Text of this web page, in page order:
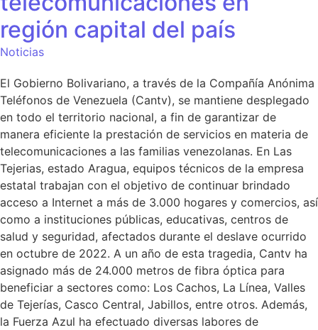
región capital del país
Noticias
El Gobierno Bolivariano, a través de la Compañía Anónima
Teléfonos de Venezuela (Cantv), se mantiene desplegado
en todo el territorio nacional, a fin de garantizar de
manera eficiente la prestación de servicios en materia de
telecomunicaciones a las familias venezolanas. En Las
Tejerias, estado Aragua, equipos técnicos de la empresa
estatal trabajan con el objetivo de continuar brindado
acceso a Internet a más de 3.000 hogares y comercios, así
como a instituciones públicas, educativas, centros de
salud y seguridad, afectados durante el deslave ocurrido
en octubre de 2022. A un año de esta tragedia, Cantv ha
asignado más de 24.000 metros de fibra óptica para
beneficiar a sectores como: Los Cachos, La Línea, Valles
de Tejerías, Casco Central, Jabillos, entre otros. Además,
la Fuerza Azul ha efectuado diversas labores de